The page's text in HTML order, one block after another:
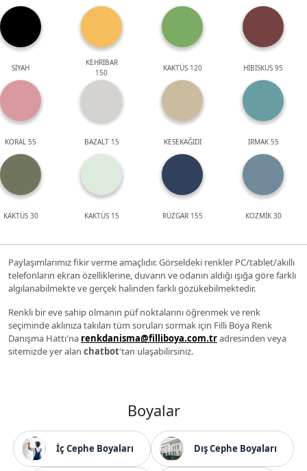
SİYAH
KEHRİBAR
150
KAKTÜS 120 HİBİSKUS 95
KORAL 55 BAZALT 15 KESEKAĞIDI IRMAK 55
KAKTÜS 30 KAKTÜS 15 RÜZGAR 155 KOZMİK 30
Paylaşımlarımız fikir verme amaçlıdır. Görseldeki renkler PC/tablet/akıllı
telefonların ekran özelliklerine, duvarın ve odanın aldığı ışığa göre farklı
algılanabilmekte ve gerçek halinden farklı gözükebilmektedir.
Renkli bir eve sahip olmanın püf noktalarını öğrenmek ve renk
seçiminde aklınıza takılan tüm soruları sormak için Filli Boya Renk
Danışma Hattı'na renkdanisma@filliboya.com.tradresinden veya
sitemizde yer alan chatbot'tan ulaşabilirsiniz.
Boyalar
İç Cephe Boyaları Dış Cephe Boyaları